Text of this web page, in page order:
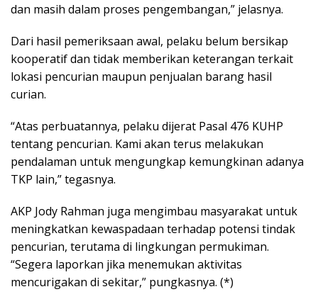
dan masih dalam proses pengembangan,” jelasnya.
Dari hasil pemeriksaan awal, pelaku belum bersikap
kooperatif dan tidak memberikan keterangan terkait
lokasi pencurian maupun penjualan barang hasil
curian.
“Atas perbuatannya, pelaku dijerat Pasal 476 KUHP
tentang pencurian. Kami akan terus melakukan
pendalaman untuk mengungkap kemungkinan adanya
TKP lain,” tegasnya.
AKP Jody Rahman juga mengimbau masyarakat untuk
meningkatkan kewaspadaan terhadap potensi tindak
pencurian, terutama di lingkungan permukiman.
“Segera laporkan jika menemukan aktivitas
mencurigakan di sekitar,” pungkasnya. (*)